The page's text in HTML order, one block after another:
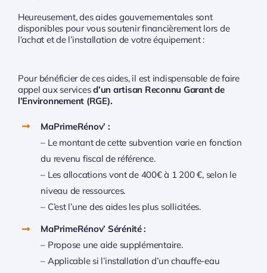
Heureusement, des aides gouvernementales sont
disponibles pour vous soutenir financièrement lors de
l’achat et de l’installation de votre équipement :
Pour bénéficier de ces aides, il est indispensable de faire
appel aux servicesd’un artisan Reconnu Garant de
l’Environnement (RGE).
MaPrimeRénov’ :
– Le montant de cette subvention varie en fonction
du revenu fiscal de référence.
– Les allocations vont de 400€ à 1 200 €, selon le
niveau de ressources.
– C’est l’une des aides les plus sollicitées.
MaPrimeRénov’ Sérénité :
– Propose une aide supplémentaire.
– Applicable si l’installation d’un chauffe-eau